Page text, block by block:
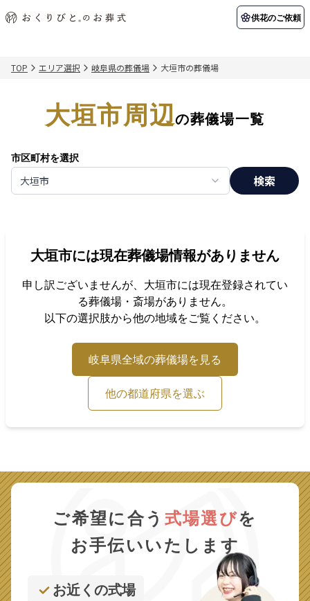
供花のご依頼
初めての方へ 納棺の儀とは？
アフターサポート
会社概要 店舗用地募集
関東エリア
千葉県
北海道エリア
お客様の声
供花のご依頼
TOP エリア選択 岐阜県の葬儀場 大垣市の葬儀場
大垣市周辺の葬儀場一覧
市区町村を選択
大垣市 検索
大垣市には現在葬儀場情報がありません
申し訳ございませんが、 大垣市には現在登録されてい
る葬儀場・斎場がありません。
以下の選択肢から他の地域をご覧ください。
岐阜県全域の葬儀場を見る
他の都道府県を選ぶ
ご希望に合う 式場選びを
お手伝いいたします
お近くの式場